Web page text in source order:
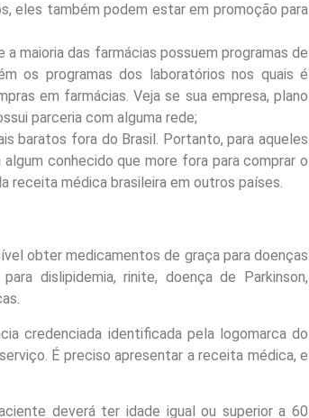
eles também podem estar em promoção para
a maioria das farmácias possuem programas de
os programas dos laboratórios nos quais é
em farmácias. Veja se sua empresa, plano
parceria com alguma rede;
baratos fora do Brasil. Portanto, para aqueles
conhecido que more fora para comprar o
receita médica brasileira em outros países.
obter medicamentos de graça para doenças
dislipidemia, rinite, doença de Parkinson,
credenciada identificada pela logomarca do
É preciso apresentar a receita médica, e
deverá ter idade igual ou superior a 60